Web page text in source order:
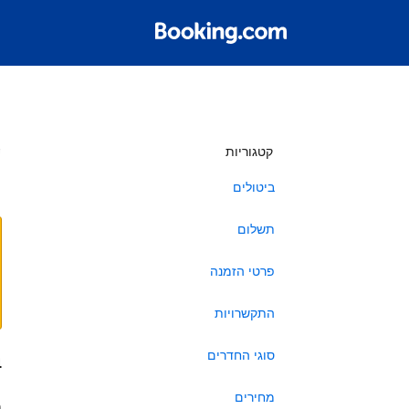
קטגוריות
ביטולים
תשלום
פרטי הזמנה
התקשרויות
סוגי החדרים
מחירים